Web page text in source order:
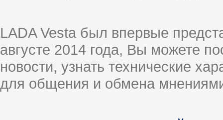
LADA Vesta был впервые
августе 2014 года, Вы можете
новости, узнать технические
для общения и обмена